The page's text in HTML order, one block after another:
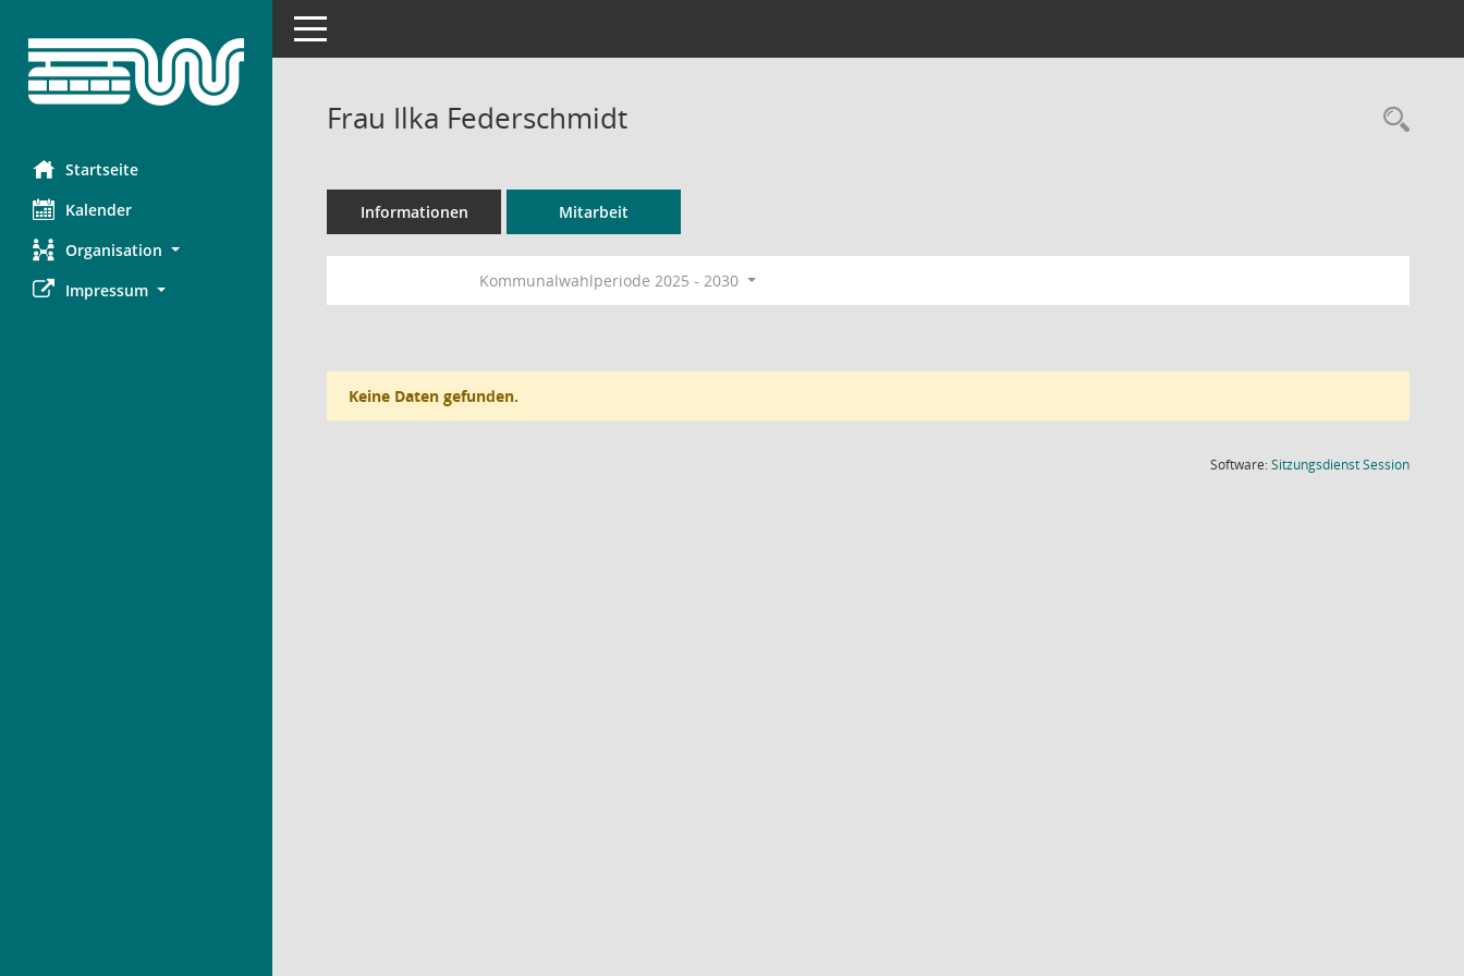
Startseite
Kalender
Organisation
Impressum
Toggle navigation
Frau Ilka Federschmidt
Informationen Mitarbeit
Kommunalwahlperiode 2025 - 2030
Keine Daten gefunden.
Software:SitzungsdienstSession(Wird in